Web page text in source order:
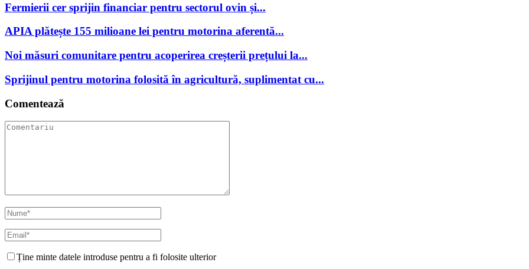
Fermierii cer sprijin financiar pentru sectorul ovin și...
APIA plătește 155 milioane lei pentru motorina aferentă...
Noi măsuri comunitare pentru acoperirea creșterii prețului la...
Sprijinul pentru motorina folosită în agricultură, suplimentat cu...
Comentează
Ține minte datele introduse pentru a fi folosite ulterior